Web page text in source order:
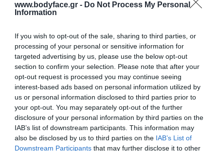
www.bodyface.gr - Do Not Process My Personal
Information
If you wish to opt-out of the sale, sharing to third parties, or
processing of your personal or sensitive information for
targeted advertising by us, please use the below opt-out
section to confirm your selection. Please note that after your
opt-out request is processed you may continue seeing
interest-based ads based on personal information utilized by
us or personal information disclosed to third parties prior to
your opt-out. You may separately opt-out of the further
disclosure of your personal information by third parties on the
IAB’s list of downstream participants. This information may
also be disclosed by us to third parties on the IAB’s List of
Downstream Participants that may further disclose it to other
Διαθέσιμο